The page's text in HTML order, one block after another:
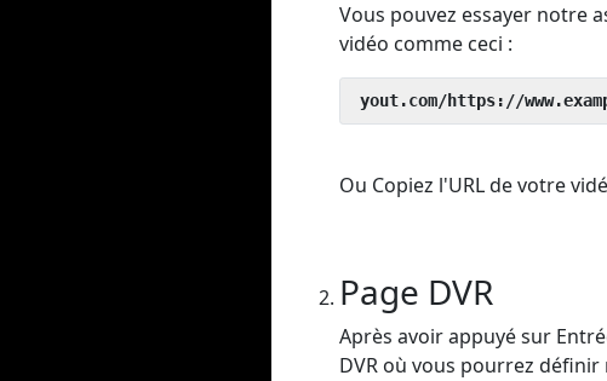
Vous pouvez essayer notre
vidéo comme ceci :
yout.com/https://
Ou Copiez l'URL de votre
Page DVR
Après avoir appuyé sur
DVR où vous pourrez